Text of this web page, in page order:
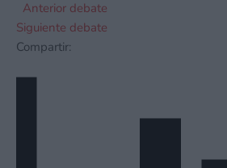
Anterior debate
Siguiente debate
Compartir: